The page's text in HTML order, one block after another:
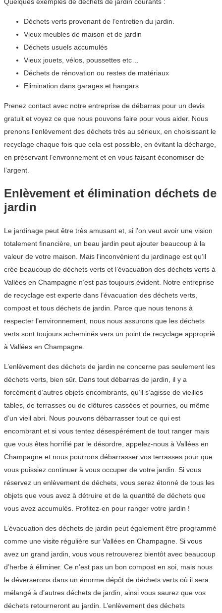
Déchets verts provenant de l’entretien du jardin.
Vieux meubles de maison et de jardin
Déchets usuels accumulés
Vieux jouets, vélos, poussettes etc…
Déchets de rénovation ou restes de matériaux
Elimination dans garages et hangars
Prenez contact avec notre entreprise de débarras pour un devis
gratuit et voyez ce que nous pouvons faire pour vous aider. Nous
prenons l’enlèvement des déchets très au sérieux, en choisissant le
recyclage chaque fois que cela est possible, en évitant la décharge,
en préservant l’envronnement et en vous faisant économiser de
l’argent.
Enlèvement et élimination déchets de
jardin
Le jardinage peut être très amusant et, si l’on veut avoir une vision
totalement financière, un beau jardin peut ajouter beaucoup à la
valeur de votre maison. Mais l’inconvénient du jardinage est qu’il
crée beaucoup de déchets verts et l’évacuation des déchets verts à
Vallées en Champagne n’est pas toujours évident. Notre entreprise
de recyclage est experte dans l’évacuation des déchets verts,
compost et tous déchets de jardin. Parce que nous tenons à
respecter l’environnement, nous nous assurons que les déchets
verts sont toujours acheminés vers un point de recyclage approprié
à Vallées en Champagne.
L’enlèvement des déchets de jardin ne concerne pas seulement les
déchets verts, bien sûr. Dans tout débarras de jardin, il y a
forcément d’autres objets encombrants, qu’il s’agisse de vieilles
tables, de terrasses ou de clôtures cassées et pourries, ou même
d’un vieil abri. Nous pouvons débarrasser tout ce qui est
encombrant et si vous tentez désespérément de tout ranger mais
que vous êtes horrifié par le désordre, appelez-nous à Vallées en
Champagne et nous pourrons débarrasser vos terrasses pour que
vous puissiez continuer à vous occuper de votre jardin. Si vous
réservez un enlèvement de déchets, vous serez étonné de tous les
objets que vous avez à détruire et de la quantité de déchets que
vous avez accumulés. Profitez-en pour ranger votre jardin !
L’évacuation des déchets de jardin peut également être programmé
comme une visite régulière sur Vallées en Champagne. Si vous
avez un grand jardin, vous vous retrouverez bientôt avec beaucoup
d’herbe à éliminer. Ce n’est pas un bon compost en soi, mais nous
le déverserons dans un énorme dépôt de déchets verts où il sera
mélangé à d’autres déchets de jardin, ainsi vous saurez que vos
déchets retourneront au jardin. L’enlèvement des déchets